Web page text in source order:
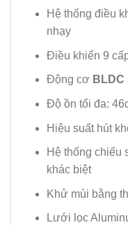
Hệ thống điều
nhạy
Điều khiển 9
Động cơ BLDC
Độ ồn tối đa:
Hiệu suất hút
Hệ thống chiếu
khác biệt
Khử mùi bằng
Lưới lọc